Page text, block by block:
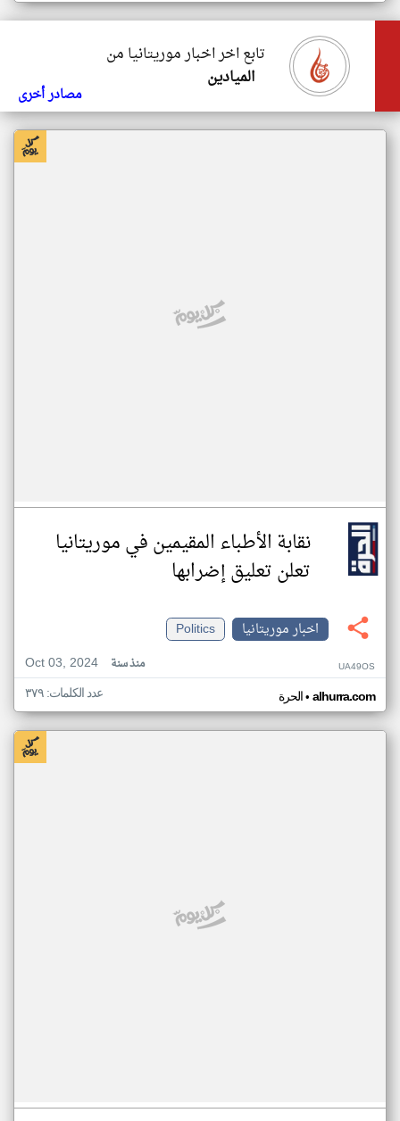
تابع اخر اخبار موريتانيا من
الميادين
مصادر أخرى
نقابة الأطباء المقيمين في موريتانيا
تعلن تعليق إضرابها
اخبار موريتانيا
Politics
Oct 03, 2024
منذ سنة UA49OS
الحرة• alhurra.com عدد الكلمات: ٣٧٩